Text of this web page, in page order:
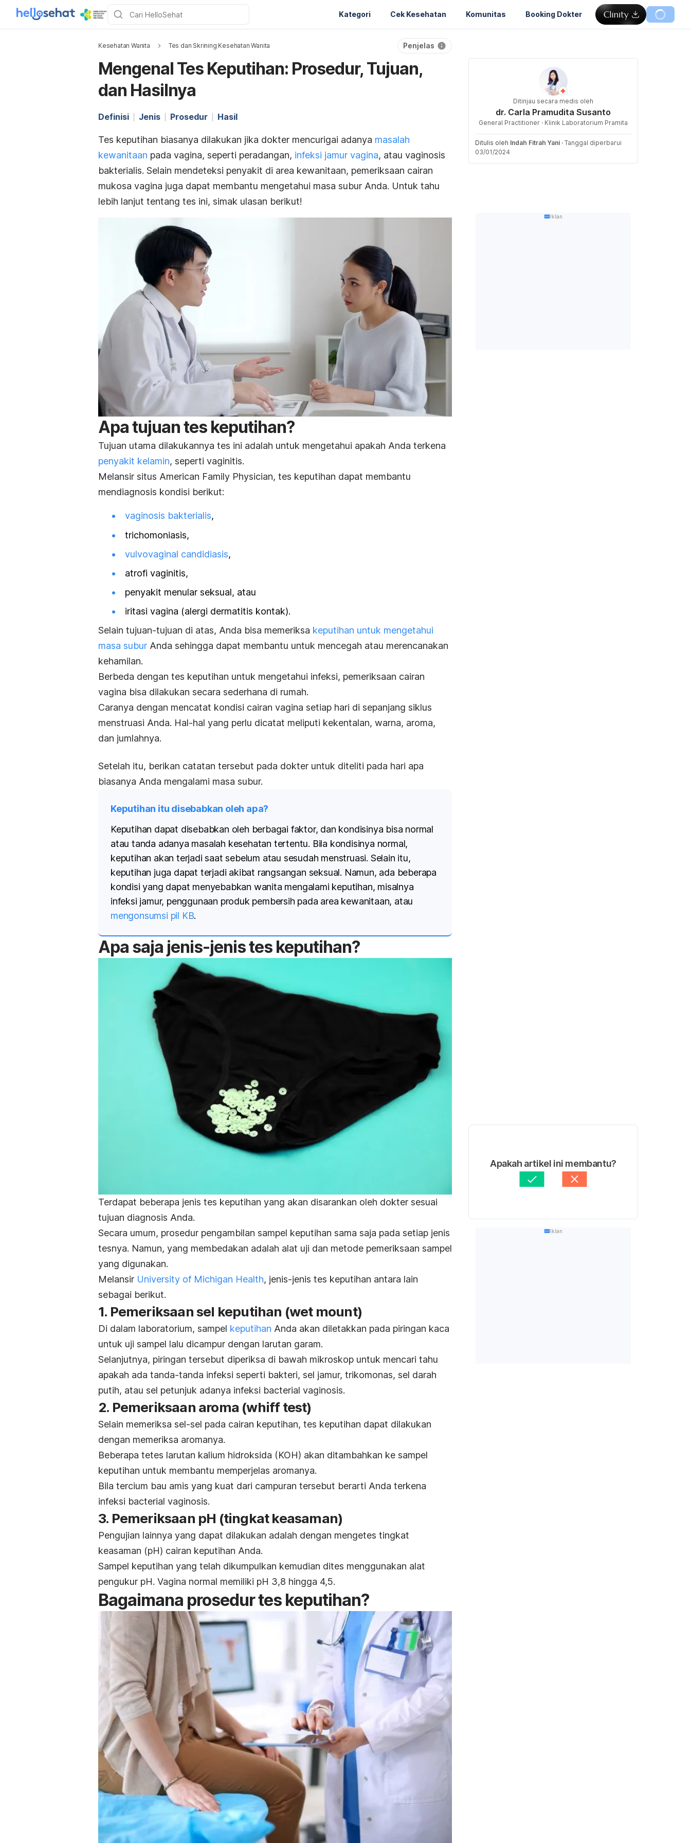
Kategori Cek Kesehatan Komunitas Booking Dokter
Kesehatan Wanita Tes dan Skrining Kesehatan Wanita Penjelas
Mengenal Tes Keputihan: Prosedur, Tujuan,
dan Hasilnya
Definisi Jenis Prosedur Hasil
Tes keputihan biasanya dilakukan jika dokter mencurigai adanya masalah
kewanitaan pada vagina, seperti peradangan, infeksi jamur vagina, atau vaginosis
bakterialis. Selain mendeteksi penyakit di area kewanitaan, pemeriksaan cairan
mukosa vagina juga dapat membantu mengetahui masa subur Anda. Untuk tahu
lebih lanjut tentang tes ini, simak ulasan berikut!
Apa tujuan tes keputihan?
Tujuan utama dilakukannya tes ini adalah untuk mengetahui apakah Anda terkena
penyakit kelamin, seperti vaginitis.
Melansir situs American Family Physician, tes keputihan dapat membantu
mendiagnosis kondisi berikut:
vaginosis bakterialis,
trichomoniasis,
vulvovaginal candidiasis,
atrofi vaginitis,
penyakit menular seksual, atau
iritasi vagina (alergi dermatitis kontak).
Selain tujuan-tujuan di atas, Anda bisa memeriksa keputihan untuk mengetahui
masa subur Anda sehingga dapat membantu untuk mencegah atau merencanakan
kehamilan.
Berbeda dengan tes keputihan untuk mengetahui infeksi, pemeriksaan cairan
vagina bisa dilakukan secara sederhana di rumah.
Caranya dengan mencatat kondisi cairan vagina setiap hari di sepanjang siklus
menstruasi Anda. Hal-hal yang perlu dicatat meliputi kekentalan, warna, aroma,
dan jumlahnya.
Setelah itu, berikan catatan tersebut pada dokter untuk diteliti pada hari apa
biasanya Anda mengalami masa subur.
Keputihan itu disebabkan oleh apa?
Keputihan dapat disebabkan oleh berbagai faktor, dan kondisinya bisa normal
atau tanda adanya masalah kesehatan tertentu. Bila kondisinya normal,
keputihan akan terjadi saat sebelum atau sesudah menstruasi. Selain itu,
keputihan juga dapat terjadi akibat rangsangan seksual. Namun, ada beberapa
kondisi yang dapat menyebabkan wanita mengalami keputihan, misalnya
infeksi jamur, penggunaan produk pembersih pada area kewanitaan, atau
mengonsumsi pil KB.
Apa saja jenis-jenis tes keputihan?
Terdapat beberapa jenis tes keputihan yang akan disarankan oleh dokter sesuai
tujuan diagnosis Anda.
Secara umum, prosedur pengambilan sampel keputihan sama saja pada setiap jenis
tesnya. Namun, yang membedakan adalah alat uji dan metode pemeriksaan sampel
yang digunakan.
Melansir University of Michigan Health, jenis-jenis tes keputihan antara lain
sebagai berikut.
1. Pemeriksaan sel keputihan (wet mount)
Di dalam laboratorium, sampel keputihan Anda akan diletakkan pada piringan kaca
untuk uji sampel lalu dicampur dengan larutan garam.
Selanjutnya, piringan tersebut diperiksa di bawah mikroskop untuk mencari tahu
apakah ada tanda-tanda infeksi seperti bakteri, sel jamur, trikomonas, sel darah
putih, atau sel petunjuk adanya infeksi bacterial vaginosis.
2. Pemeriksaan aroma (whiff test)
Selain memeriksa sel-sel pada cairan keputihan, tes keputihan dapat dilakukan
dengan memeriksa aromanya.
Beberapa tetes larutan kalium hidroksida (KOH) akan ditambahkan ke sampel
keputihan untuk membantu memperjelas aromanya.
Bila tercium bau amis yang kuat dari campuran tersebut berarti Anda terkena
infeksi bacterial vaginosis.
3. Pemeriksaan pH (tingkat keasaman)
Pengujian lainnya yang dapat dilakukan adalah dengan mengetes tingkat
keasaman (pH) cairan keputihan Anda.
Sampel keputihan yang telah dikumpulkan kemudian dites menggunakan alat
pengukur pH. Vagina normal memiliki pH 3,8 hingga 4,5.
Bagaimana prosedur tes keputihan?
Ditinjau secara medis oleh
dr. Carla Pramudita Susanto
General Practitioner · Klinik Laboratorium Pramita
Ditulis oleh Indah Fitrah Yani · Tanggal diperbarui
03/01/2024
Iklan
Apakah artikel ini membantu?
Iklan